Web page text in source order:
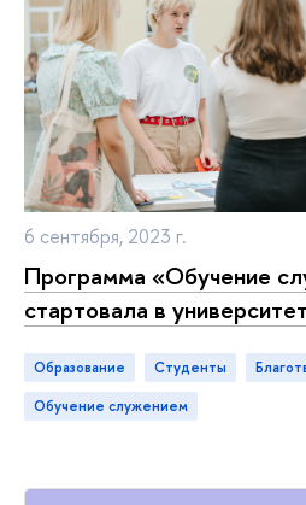
6 сентября, 2023 г.
Программа «Обучение
стартовала в
Образование студенты
обучение служением